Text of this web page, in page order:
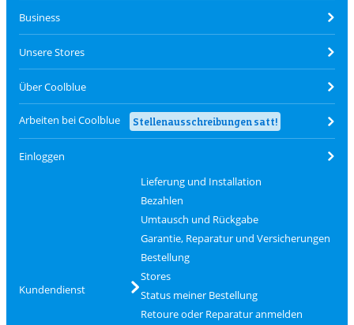
Business
Unsere Stores
Über Coolblue
Arbeiten bei Coolblue Stellenausschreibungen satt!
Einloggen
Kundendienst
Lieferung und Installation
Bezahlen
Umtausch und Rückgabe
Garantie, Reparatur und Versicherungen
Bestellung
Stores
Status meiner Bestellung
Retoure oder Reparatur anmelden